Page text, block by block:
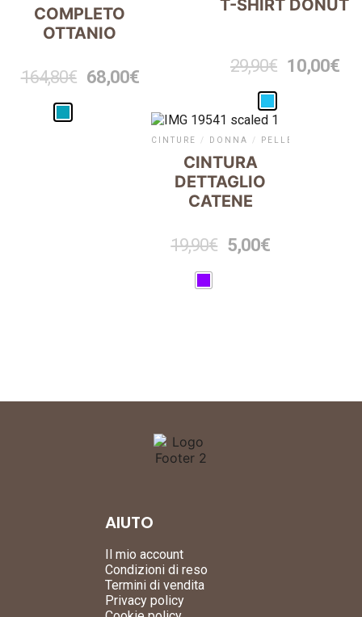
COMPLETO
OTTANIO
164,80€ 68,00€
T-SHIRT DONUT
29,90€ 10,00€
CINTURE / DONNA / PELLETTERIA
CINTURA
DETTAGLIO
CATENE
19,90€ 5,00€
AIUTO
Il mio account
Condizioni di reso
Termini di vendita
Privacy policy